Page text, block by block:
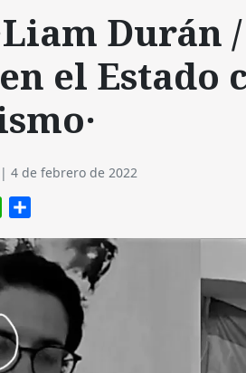
Durán
el Estado
| 4 de febrero de 2022
WhatsApp